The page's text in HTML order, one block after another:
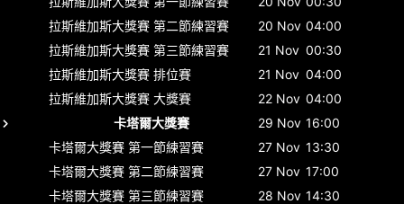
拉斯維加斯大獎賽 第二節練習賽 20 Nov 04:00
拉斯維加斯大獎賽 第三節練習賽 21 Nov 00:30
拉斯維加斯大獎賽 排位賽 21 Nov 04:00
拉斯維加斯大獎賽 大獎賽 22 Nov 04:00
卡塔爾大獎賽
29 Nov 16:00
卡塔爾大獎賽 第一節練習賽 27 Nov 13:30
卡塔爾大獎賽 第二節練習賽 27 Nov 17:00
卡塔爾大獎賽 第三節練習賽 28 Nov 14:30